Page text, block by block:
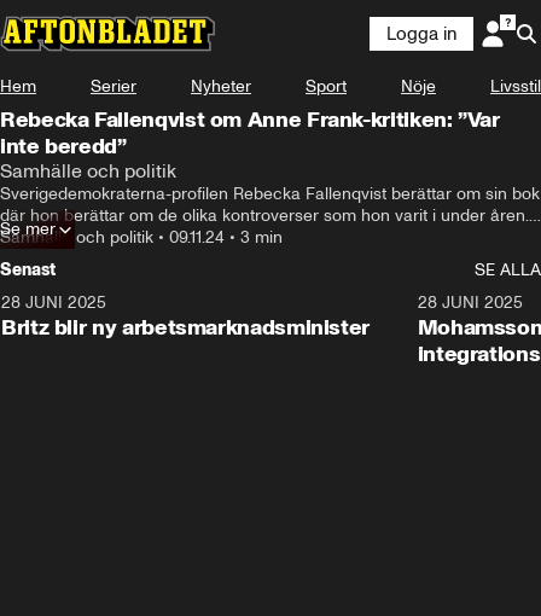
Logga in
Hem Serier Nyheter Sport Nöje Livsstil
Rebecka Fallenqvist om Anne Frank-kritiken: ”Var
inte beredd”
Samhälle och politik
Sverigedemokraterna-profilen Rebecka Fallenqvist berättar om sin bok
där hon berättar om de olika kontroverser som hon varit i under åren.
Bland annat hennes uttalande om Anne Frank som blev en
internationell nyhet.
Samhälle och politik • 09.11.24 • 3 min
Se mer
Senast
SE ALLA
28 JUNI 2025
Britz blir ny arbetsmarknadsminister
28 JUNI 2025